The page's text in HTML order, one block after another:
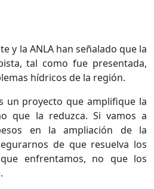
y la ANLA han señalado que la
tal como fue presentada,
hídricos de la región.
un proyecto que amplifique la
que la reduzca. Si vamos a
en la ampliación de la
de que resuelva los
enfrentamos, no que los